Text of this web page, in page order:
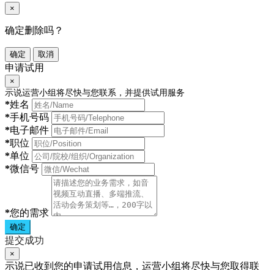
×
确定删除吗？
确定 取消
申请试用
×
示说运营小组将尽快与您联系，并提供试用服务
*姓名
*手机号码
*电子邮件
*职位
*单位
*微信号
*您的需求
确定
提交成功
×
示说已收到您的申请试用信息，运营小组将尽快与您取得联